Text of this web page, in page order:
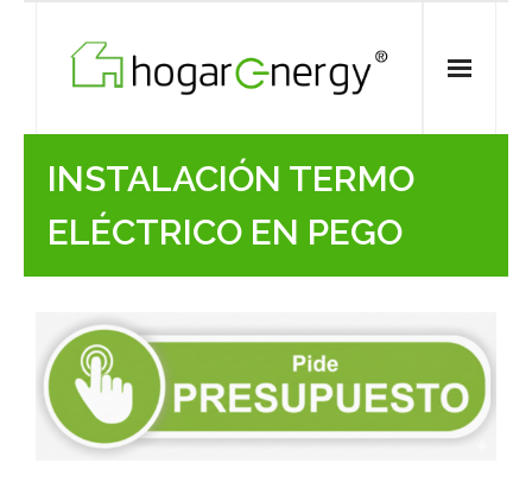
INSTALACIÓN TERMO
ELÉCTRICO EN PEGO